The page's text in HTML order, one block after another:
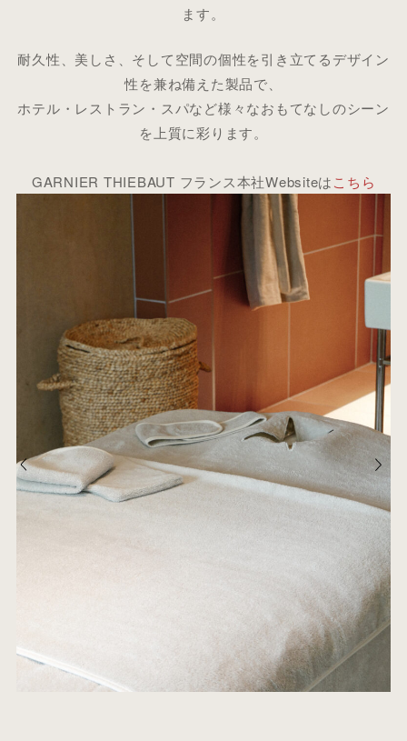
ます。
耐久性、美しさ、そして空間の個性を引き立てるデザイン
性を兼ね備えた製品で、
ホテル・レストラン・スパなど様々なおもてなしのシーン
を上質に彩ります。
GARNIER THIEBAUT フランス本社Websiteはこちら